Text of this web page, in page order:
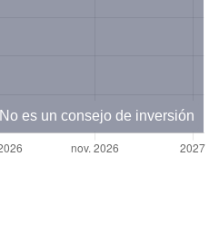
No es un consejo de inversión